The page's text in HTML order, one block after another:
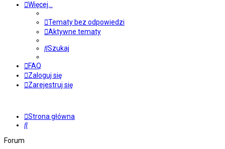
Więcej…
Tematy bez odpowiedzi
Aktywne tematy
Szukaj
FAQ
Zaloguj się
Zarejestruj się
Strona główna
Szukaj
Forum